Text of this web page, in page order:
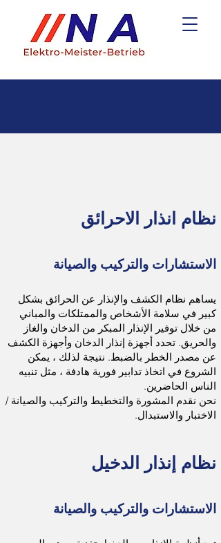
نظام انذار الاحرائق
الاستشارات والتركيب والصيانة
يساهم نظام الكشف والإنذار عن الحرائق بشكل
كبير في سلامة الأشخاص والممتلكات والمباني
من خلال توفير الإنذار المبكر من الدخان والغاز
والحريق. تحدد أجهزة إنذار الدخان وأجهزة الكشف
عن مصدر الخطر بالضبط. نتيجة لذلك ، يمكن
الشروع في اتخاذ تدابير فورية هادفة ، مثل تنبيه
الناس الحاضرين.
نحن نقدم المشورة والتخطيط والتركيب والصيانة /
الاختبار والاستبدال.
نظام إنذار الدخيل
الاستشارات والتركيب والصيانة